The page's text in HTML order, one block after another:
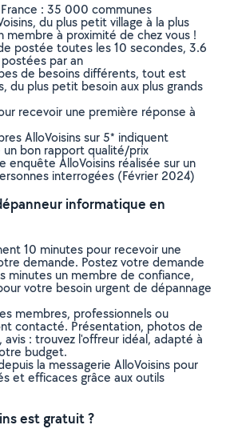
: 35 000 communes
du plus petit village à la plus
membre à proximité de chez vous !
postée toutes les 10 secondes, 3.6
par an
de besoins différents, tout est
du plus petit besoin aux plus grands
recevoir une première réponse à
AlloVoisins sur 5* indiquent
un bon rapport qualité/prix
enquête AlloVoisins réalisée sur un
interrogées (Février 2024)
informatique en
10 minutes pour recevoir une
demande. Postez votre demande
minutes un membre de confiance,
votre besoin urgent de dépannage
membres, professionnels ou
contacté. Présentation, photos de
: trouvez l'offreur idéal, adapté à
budget.
la messagerie AlloVoisins pour
et efficaces grâce aux outils
est gratuit ?